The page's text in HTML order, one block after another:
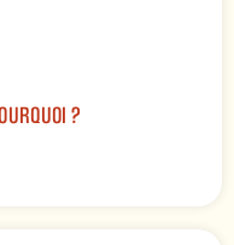
?